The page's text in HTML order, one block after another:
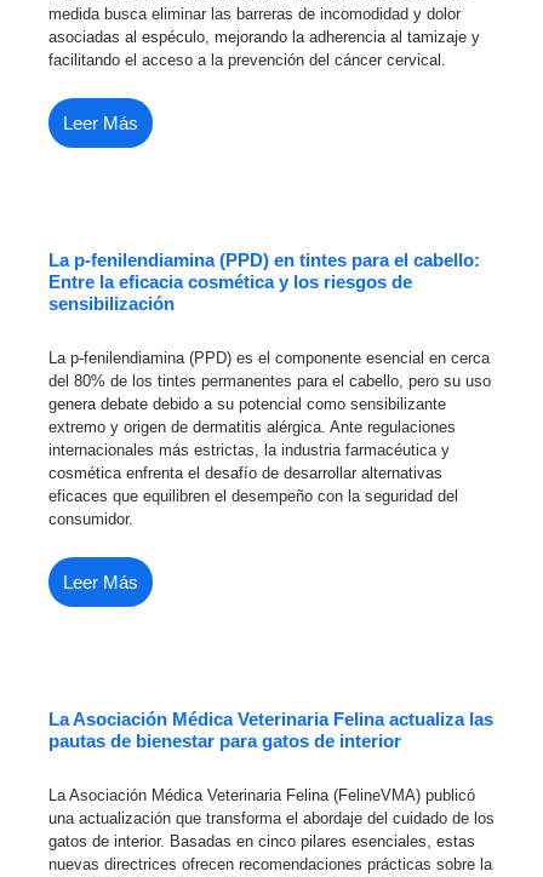
medida busca eliminar las barreras de incomodidad y dolor
asociadas al espéculo, mejorando la adherencia al tamizaje y
facilitando el acceso a la prevención del cáncer cervical.
Leer Más
La p-fenilendiamina (PPD) en tintes para el cabello:
Entre la eficacia cosmética y los riesgos de
sensibilización
La p-fenilendiamina (PPD) es el componente esencial en cerca
del 80% de los tintes permanentes para el cabello, pero su uso
genera debate debido a su potencial como sensibilizante
extremo y origen de dermatitis alérgica. Ante regulaciones
internacionales más estrictas, la industria farmacéutica y
cosmética enfrenta el desafío de desarrollar alternativas
eficaces que equilibren el desempeño con la seguridad del
consumidor.
Leer Más
La Asociación Médica Veterinaria Felina actualiza las
pautas de bienestar para gatos de interior
La Asociación Médica Veterinaria Felina (FelineVMA) publicó
una actualización que transforma el abordaje del cuidado de los
gatos de interior. Basadas en cinco pilares esenciales, estas
nuevas directrices ofrecen recomendaciones prácticas sobre la